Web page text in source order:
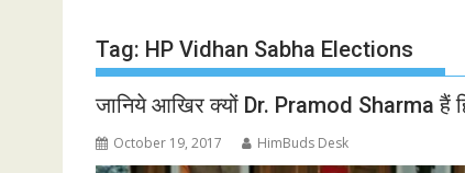
Tag: HP Vidhan Sabha Elections
जानिये आखिर क्यों Dr. Pramod Sharma हैं
October 19, 2017 HimBuds Desk